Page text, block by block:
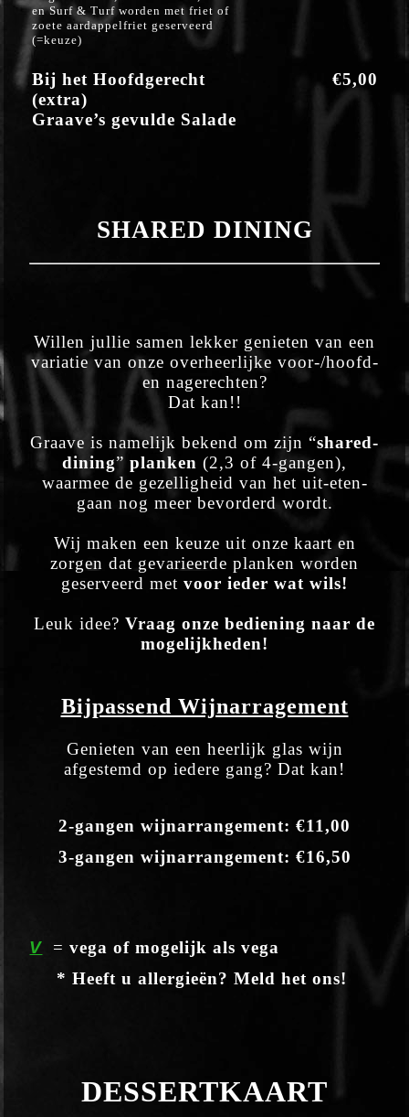
en Surf & Turf worden met friet of
zoete aardappelfriet geserveerd
(=keuze)
Bij het Hoofdgerecht
(extra)
Graave’s gevulde Salade
€5,00
SHARED DINING
​Willen jullie samen lekker genieten van een
variatie van onze overheerlijke voor-/hoofd-
en nagerechten?
Dat kan!!
Graave is namelijk bekend om zijn “shared-
dining” planken (2,3 of 4-gangen),
waarmee de gezelligheid van het uit-eten-
gaan nog meer bevorderd wordt.
Wij maken een keuze uit onze kaart en
zorgen dat gevarieerde planken worden
geserveerd met voor ieder wat wils!
Leuk idee? Vraag onze bediening naar de
mogelijkheden!
Bijpassend Wijnarragement
Genieten van een heerlijk glas wijn
afgestemd op iedere gang? Dat kan!
2-gangen wijnarrangement: €11,00
3-gangen wijnarrangement: €16,50
V =vega of mogelijk als vega
* Heeft u allergieën? Meld het ons!
DESSERTKAART